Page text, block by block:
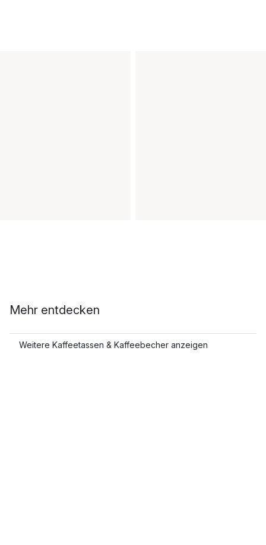
Mehr entdecken
Weitere Kaffeetassen & Kaffeebecher anzeigen